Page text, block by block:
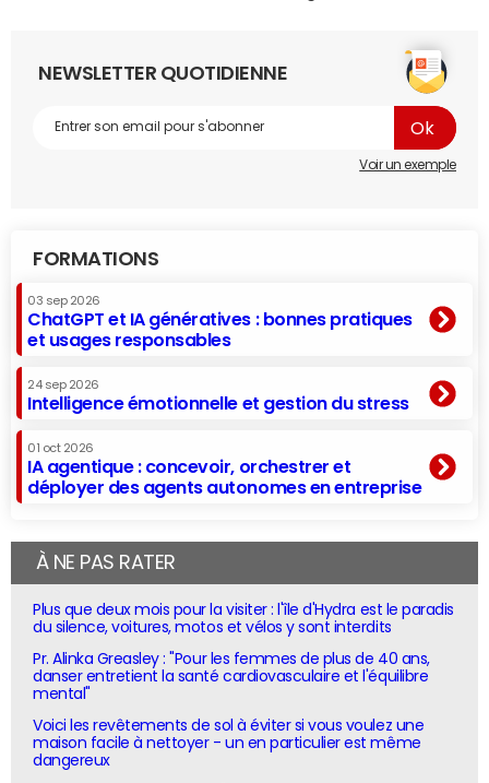
NEWSLETTER QUOTIDIENNE
Voir un exemple
FORMATIONS
03 sep 2026
ChatGPT et IA génératives : bonnes pratiques
et usages responsables
24 sep 2026
Intelligence émotionnelle et gestion du stress
01 oct 2026
IA agentique : concevoir, orchestrer et
déployer des agents autonomes en entreprise
À NE PAS RATER
Plus que deux mois pour la visiter : l'île d'Hydra est le paradis
du silence, voitures, motos et vélos y sont interdits
Pr. Alinka Greasley : "Pour les femmes de plus de 40 ans,
danser entretient la santé cardiovasculaire et l'équilibre
mental"
Voici les revêtements de sol à éviter si vous voulez une
maison facile à nettoyer - un en particulier est même
dangereux